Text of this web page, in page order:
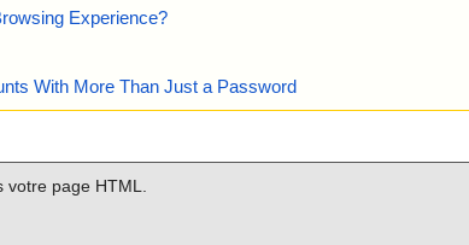
Experience?
With More Than Just a Password
votre page HTML.